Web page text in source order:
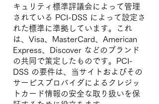
キュリティ標準評議会によって管理
されている PCI-DSS によって設定さ
れた標準に準拠しています。これ
は、Visa、MasterCard、American
Express、Discover などのブランド
の共同で策定したものです。PCI-
DSS の要件は、当サイトおよびその
サービスプロバイダによるクレジッ
トカード情報の安全な取り扱いを保